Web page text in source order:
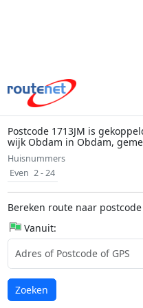
Postcode 1713JM is
wijk Obdam in Obdam,
Huisnummers
Even 2 - 24
Bereken route naar postcode
Vanuit:
Laden...
Zoeken